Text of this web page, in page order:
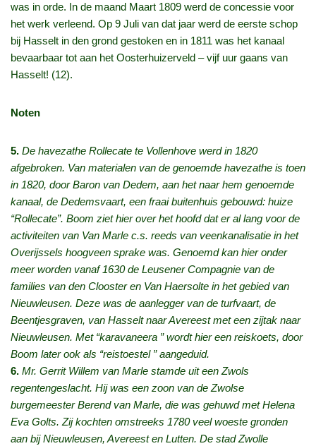
was in orde. In de maand Maart 1809 werd de concessie voor
het werk verleend. Op 9 Juli van dat jaar werd de eerste schop
bij Hasselt in den grond gestoken en in 1811 was het kanaal
bevaarbaar tot aan het Oosterhuizerveld – vijf uur gaans van
Hasselt! (12).
Noten
5. De havezathe Rollecate te Vollenhove werd in 1820
afgebroken. Van materialen van de genoemde havezathe is toen
in 1820, door Baron van Dedem, aan het naar hem genoemde
kanaal, de Dedemsvaart, een fraai buitenhuis gebouwd: huize
“Rollecate”. Boom ziet hier over het hoofd dat er al lang voor de
activiteiten van Van Marle c.s. reeds van veenkanalisatie in het
Overijssels hoogveen sprake was. Genoemd kan hier onder
meer worden vanaf 1630 de Leusener Compagnie van de
families van den Clooster en Van Haersolte in het gebied van
Nieuwleusen. Deze was de aanlegger van de turfvaart, de
Beentjesgraven, van Hasselt naar Avereest met een zijtak naar
Nieuwleusen. Met “karavaneera ” wordt hier een reiskoets, door
Boom later ook als “reistoestel ” aangeduid.
6. Mr. Gerrit Willem van Marle stamde uit een Zwols
regentengeslacht. Hij was een zoon van de Zwolse
burgemeester Berend van Marle, die was gehuwd met Helena
Eva Golts. Zij kochten omstreeks 1780 veel woeste gronden
aan bij Nieuwleusen, Avereest en Lutten. De stad Zwolle